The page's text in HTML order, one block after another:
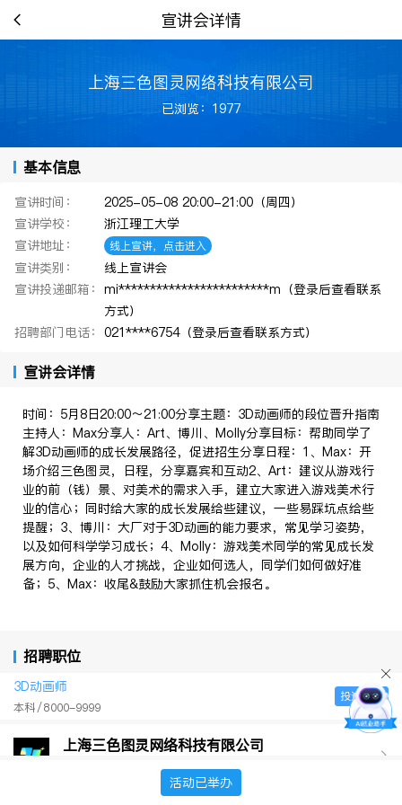
宣讲会详情
上海三色图灵网络科技有限公司
已浏览：1977
基本信息
宣讲时间：
2025-05-08 20:00-21:00（周四）
宣讲学校：
浙江理工大学
宣讲地址：
线上宣讲，点击进入
宣讲类别：
线上宣讲会
宣讲投递邮箱： mi************************m（登录后查看联系
方式）
招聘部门电话： 021****6754（登录后查看联系方式）
宣讲会详情
时间：5月8日20:00～21:00分享主题：3D动画师的段位晋升指南
主持人：Max分享人：Art、博川、Molly分享目标：帮助同学了
解3D动画师的成长发展路径，促进招生分享日程：1、Max：开
场介绍三色图灵，日程，分享嘉宾和互动2、Art：建议从游戏行
业的前（钱）景、对美术的需求入手，建立大家进入游戏美术行
业的信心；同时给大家的成长发展给些建议，一些易踩坑点给些
提醒；3、博川：大厂对于3D动画的能力要求，常见学习姿势，
以及如何科学学习成长；4、Molly：游戏美术同学的常见成长发
展方向，企业的人才挑战，企业如何选人，同学们如何做好准
备；5、Max：收尾&鼓励大家抓住机会报名。
招聘职位
3D动画师
本科 8000-9999
投递简历
上海三色图灵网络科技有限公司
其他企业（含民营企业等）/文化、体育和娱乐业/150-500
活动已举办